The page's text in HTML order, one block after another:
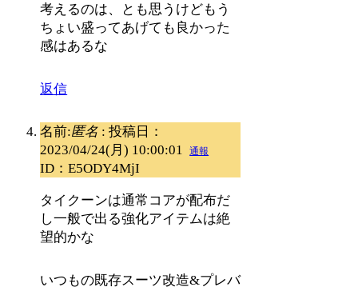
考えるのは、とも思うけどもう
ちょい盛ってあげても良かった
感はあるな
返信
名前:匿名 : 投稿日：
2023/04/24(月) 10:00:01
通報
ID：E5ODY4MjI
タイクーンは通常コアが配布だ
し一般で出る強化アイテムは絶
望的かな
いつもの既存スーツ改造&プレバ